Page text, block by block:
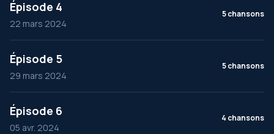
Épisode 4
22 mars 2024
5 chansons
Épisode 5
29 mars 2024
5 chansons
Épisode 6
05 avr. 2024
4 chansons